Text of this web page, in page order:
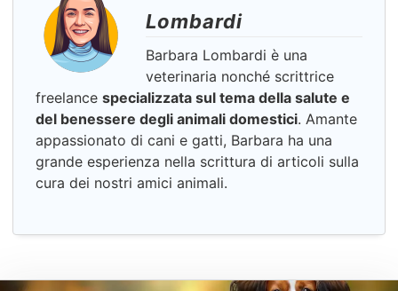
Lombardi
Barbara Lombardi è una
veterinaria nonché scrittrice
freelance specializzata sul tema della salute e
del benessere degli animali domestici. Amante
appassionato di cani e gatti, Barbara ha una
grande esperienza nella scrittura di articoli sulla
cura dei nostri amici animali.